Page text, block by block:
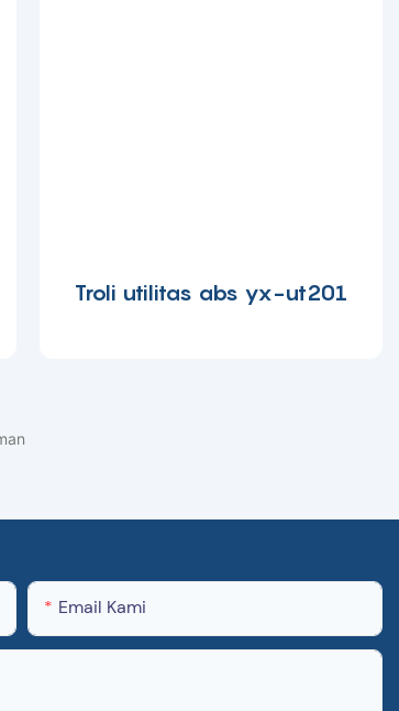
Troli utilitas abs yx-ut201
Email Kami